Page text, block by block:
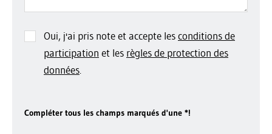
Oui, j'ai pris note et accepte lesconditions de
participation et les règles de protection des
données
Compléter tous les champs marqués d'une *!